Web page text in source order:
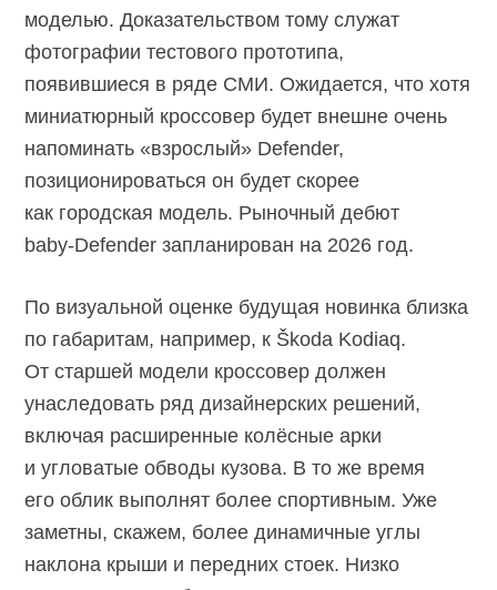
моделью. Доказательством тому служат
фотографии тестового прототипа,
появившиеся в ряде СМИ. Ожидается, что хотя
миниатюрный кроссовер будет внешне очень
напоминать «взрослый» Defender,
позиционироваться он будет скорее
как городская модель. Рыночный дебют
baby-Defender запланирован на 2026 год.
По визуальной оценке будущая новинка близка
по габаритам, например, к Škoda Kodiaq.
От старшей модели кроссовер должен
унаследовать ряд дизайнерских решений,
включая расширенные колёсные арки
и угловатые обводы кузова. В то же время
его облик выполнят более спортивным. Уже
заметны, скажем, более динамичные углы
наклона крыши и передних стоек. Низко